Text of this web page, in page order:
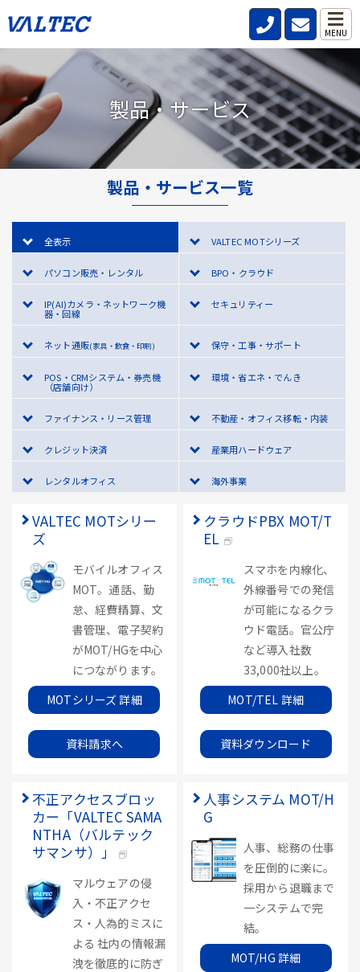
MENU
製品・サービス
製品・サービス一覧
全表示 VALTEC MOTシリーズ
パソコン販売・レンタル BPO・クラウド
IP(AI)カメラ・ネットワーク機
器・回線
セキュリティー
ネット通販(家具・飲食・印刷) 保守・工事・サポート
POS・CRMシステム・券売機
（店舗向け）
環境・省エネ・でんき
ファイナンス・リース管理 不動産・オフィス移転・内装
クレジット決済 産業用ハードウェア
レンタルオフィス 海外事業
VALTEC MOTシリー
ズ
モバイルオフィス
MOT。通話、勤
怠、経費精算、文
書管理、電子契約
がMOT/HGを中心
につながります。
MOTシリーズ 詳細
資料請求へ
クラウドPBX MOT/T
EL
スマホを内線化、
外線番号での発信
が可能になるクラ
ウド電話。官公庁
など導入社数
33,000社以上。
MOT/TEL 詳細
資料ダウンロード
不正アクセスブロッ
カー「VALTEC SAMA
NTHA（バルテック
サマンサ）」
マルウェアの侵
入・不正アクセ
ス・人為的ミスに
よる 社内の情報漏
洩を徹底的に防ぎ
人事システム MOT/H
G
人事、総務の仕事
を圧倒的に楽に。
採用から退職まで
一システムで完
結。
MOT/HG 詳細